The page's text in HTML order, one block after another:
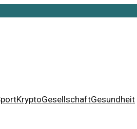
KryptoGesellschaftGesundheit